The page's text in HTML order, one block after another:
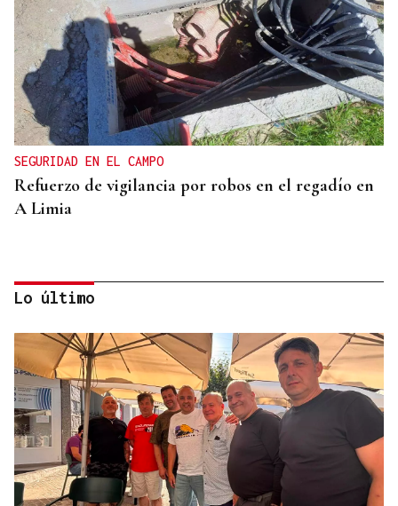
SEGURIDAD EN EL CAMPO
Refuerzo de vigilancia por robos en el regadío en
A Limia
CONTROL DE POBOACIÓN
A Limia, “zona cero” para o censo das aves galegas
Lo último